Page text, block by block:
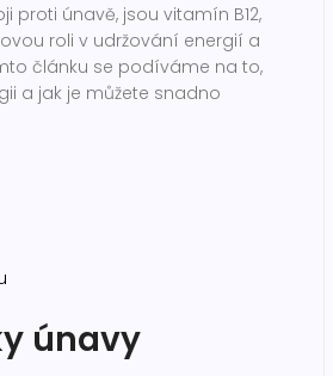
proti únavě, jsou vitamín B12,
roli v udržování energií a
článku se podíváme na to,
a jak je můžete snadno
únavy